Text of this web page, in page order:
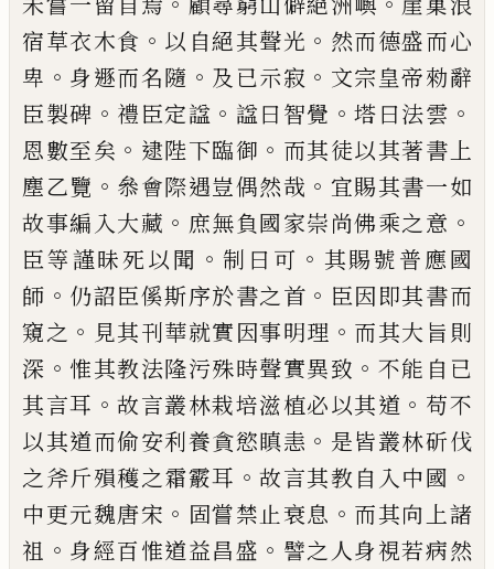
宿草衣木食 。 以自絕其聲光 。 然而德盛而心
卑 。 身遯而名隨 。 及 已示寂 。 文宗皇帝勑辭
臣製碑 。 禮臣定諡 。 諡曰智覺 。塔曰法雲 。
恩數至矣 。 逮陛下臨御 。 而其徒以其著書上
塵乙覽 。 叅會際遇豈偶然哉 。 宜賜其書一如
故事編入大藏 。 庶無負國家崇尚佛乘之意 。
臣等謹昧死以聞 。制 曰可 。 其賜號普應國
師 。 仍詔臣傒斯序於書之首 。 臣因即其書而
窺之 。 見其刊華就實因事明理 。 而其大 旨則
深 。 惟其教法隆污殊時聲實異致 。 不能自 已
其言耳 。故言叢林栽培滋植必以其道 。 苟不
以其道而偷安利養貪慾瞋恚 。 是皆叢林斫伐
之斧斤殞穫之霜霰耳 。故言其教自入中國 。
中更元魏唐宋 。 固嘗禁 止衰息 。 而其向上諸
祖 。 身經百惟道益昌盛 。 譬之人身視若病然